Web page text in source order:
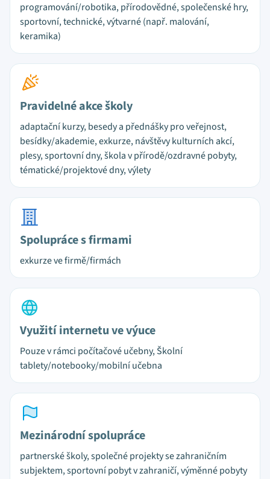
programování/robotika, přírodovědné, společenské hry,
sportovní, technické, výtvarné (např. malování,
keramika)
Pravidelné akce školy
adaptační kurzy, besedy a přednášky pro veřejnost,
besídky/akademie, exkurze, návštěvy kulturních akcí,
plesy, sportovní dny, škola v přírodě/ozdravné pobyty,
tématické/projektové dny, výlety
Spolupráce s firmami
exkurze ve firmě/firmách
Využití internetu ve výuce
Pouze v rámci počítačové učebny, Školní
tablety/notebooky/mobilní učebna
Mezinárodní spolupráce
partnerské školy, společné projekty se zahraničním
subjektem, sportovní pobyt v zahraničí, výměnné pobyty